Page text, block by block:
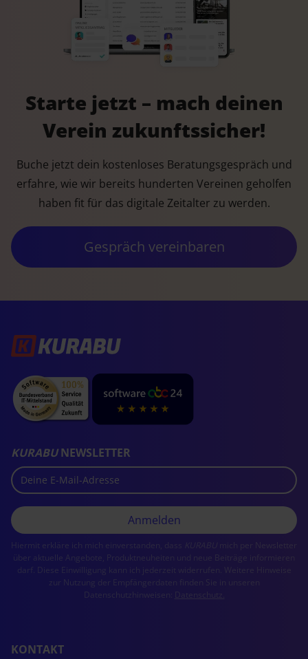
Starte jetzt – mach deinen
Verein zukunftssicher!
Buche jetzt dein kostenloses Beratungsgespräch und
erfahre, wie wir bereits hunderten Vereinen geholfen
haben fit für das digitale Zeitalter zu werden.
Gespräch vereinbaren
KURABUNEWSLETTER
Hiermit erkläre ich mich einverstanden, dass
mich per Newsletter
über aktuelle Angebote, Produktneuheiten und neue Beiträge informieren
darf. Diese Einwilligung kann ich jederzeit widerrufen. Weitere Hinweise
zur Nutzung der Empfängerdaten finden Sie in unseren
Datenschutzhinweisen:
Datenschutz.
KONTAKT